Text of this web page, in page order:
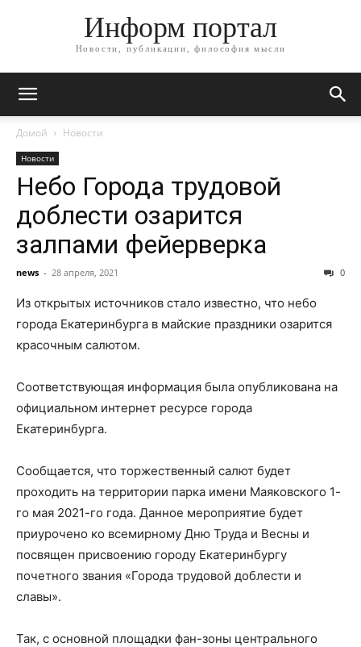
Информ портал
Новости, публикации, философия мысли
Домой Новости
Новости
Небо Города трудовой
доблести озарится
залпами фейерверка
news - 28 апреля, 2021 0
Из открытых источников стало известно, что небо
города Екатеринбурга в майские праздники озарится
красочным салютом.
Соответствующая информация была опубликована на
официальном интернет ресурсе города
Екатеринбурга.
Сообщается, что торжественный салют будет
проходить на территории парка имени Маяковского 1-
го мая 2021-го года. Данное мероприятие будет
приурочено ко всемирному Дню Труда и Весны и
посвящен присвоению городу Екатеринбургу
почетного звания «Города трудовой доблести и
славы».
Так, с основной площадки фан-зоны центрального